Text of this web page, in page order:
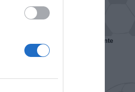
Francia, il Marsiglia senza presidente